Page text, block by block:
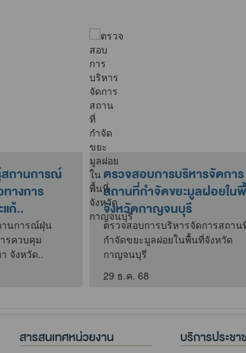
ถานการณ์
างการ
ก้..
นการณ์ฝุ่น
รควบคุม
จังหวัด..
ตรวจสอบการบริหารจัดการ
สถานที่กำจัดขยะมูลฝอยใน
จังหวัดกาญจนบุรี
ตรวจสอบการบริหารจัดการสถาน
กำจัดขยะมูลฝอยในพื้นที่จังหวัด
กาญจนบุรี
29 ธ.ค. 68
สารสนเทศหน่วยงาน บริการประชา